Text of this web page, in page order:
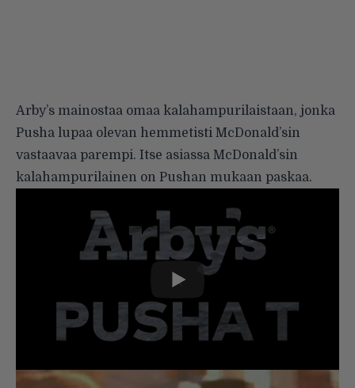
Arby’s mainostaa omaa kalahampurilaistaan, jonka
Pusha lupaa olevan hemmetisti McDonald’sin
vastaavaa parempi. Itse asiassa McDonald’sin
kalahampurilainen on Pushan mukaan paskaa.